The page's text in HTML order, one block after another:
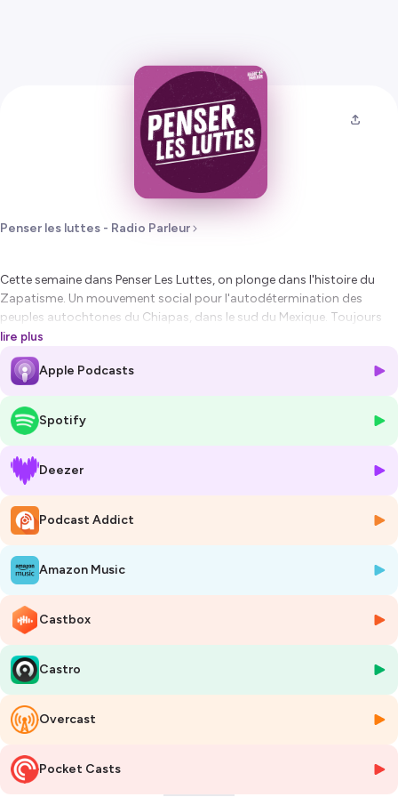
Penser les luttes - Radio Parleur
Cette semaine dans Penser Les Luttes, on plonge dans l'histoire du
Zapatisme. Un mouvement social pour l'autodétermination des
peuples autochtones du Chiapas, dans le sud du Mexique. Toujours
actuel, ce mouvement de lutte armée et politique est devenu un
symbole de l'altermondialisme et s'inscrit dans la continuité des luttes
de la Révolution mexicaine de 1910 et de celles de notre époque.
Le premier épisode d'une série de partenariats avec PYR FM à découvrir
les 23 et 30 décembre prochains.
Un podcast de la série
cadre des ateliers médias d'éducation populaire "Zapontour".
Une postproduction réalisée par Ludovic Bastille, Christian
Depouhon et Thomas de Roubaix. En partenariat avec PYR FM et
CAMPAGNE DE DON : soutenez Radio Parleur pour des podcast libres
Hébergé par Ausha. Visitez
pour plus d'informations.
lire plus
Apple Podcasts
Spotify
Deezer
Podcast Addict
Amazon Music
Castbox
Castro
Overcast
Pocket Casts